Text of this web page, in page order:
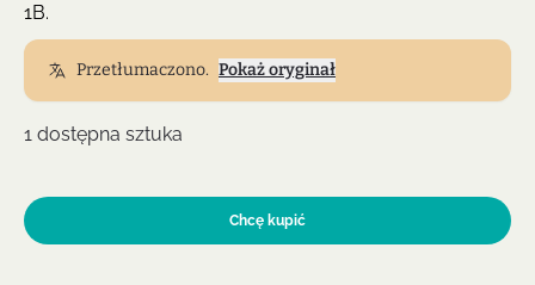
1B.
Przetłumaczono. Pokaż oryginał
1 dostępna sztuka
Chcę kupić